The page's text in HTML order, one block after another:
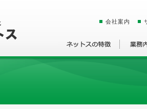
会社案内